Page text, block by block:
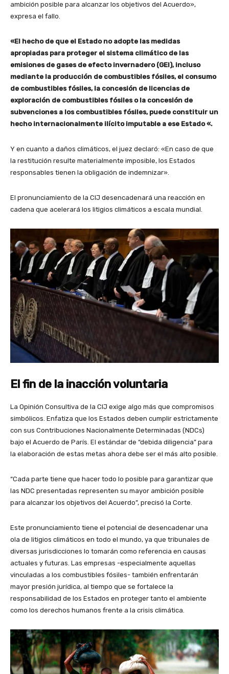
ambición posible para alcanzar los objetivos del Acuerdo»,
expresa el fallo.
«El hecho de que el Estado no adopte las medidas
apropiadas para proteger el sistema climático de las
emisiones de gases de efecto invernadero (GEI), incluso
mediante la producción de combustibles fósiles, el consumo
de combustibles fósiles, la concesión de licencias de
exploración de combustibles fósiles o la concesión de
subvenciones a los combustibles fósiles, puede constituir un
hecho internacionalmente ilícito imputable a ese Estado «.
Y en cuanto a daños climáticos, el juez declaró: «En caso de que
la restitución resulte materialmente imposible, los Estados
responsables tienen la obligación de indemnizar».
El pronunciamiento de la CIJ desencadenará una reacción en
cadena que acelerará los litigios climáticos a escala mundial.
El fin de la inacción voluntaria
La Opinión Consultiva de la CIJ exige algo más que compromisos
simbólicos. Enfatiza que los Estados deben cumplir estrictamente
con sus Contribuciones Nacionalmente Determinadas (NDCs)
bajo el Acuerdo de París. El estándar de “debida diligencia” para
la elaboración de estas metas ahora debe ser el más alto posible.
“Cada parte tiene que hacer todo lo posible para garantizar que
las NDC presentadas representen su mayor ambición posible
para alcanzar los objetivos del Acuerdo”, precisó la Corte.
Este pronunciamiento tiene el potencial de desencadenar una
ola de litigios climáticos en todo el mundo, ya que tribunales de
diversas jurisdicciones lo tomarán como referencia en causas
actuales y futuras. Las empresas -especialmente aquellas
vinculadas a los combustibles fósiles- también enfrentarán
mayor presión jurídica, al tiempo que se fortalece la
responsabilidad de los Estados en proteger tanto el ambiente
como los derechos humanos frente a la crisis climática.